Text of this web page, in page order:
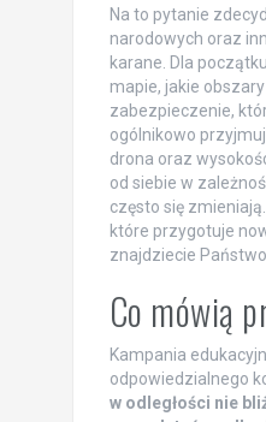
Na to pytanie
narodowych oraz
karane. Dla
mapie, jakie
zabezpieczenie,
ogólnikowo
drona oraz
od siebie w
często się
które przygotuje
znajdziecie
Co mówią
Kampania
odpowiedzialnego
w odległości nie